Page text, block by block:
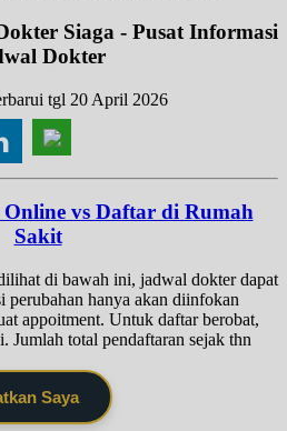
Siaga - Pusat Informasi
Dokter
tgl 20 April 2026
vs Daftar di Rumah
Sakit
di bawah ini, jadwal dokter dapat
perubahan hanya akan diinfokan
appoitment. Untuk daftar berobat,
Jumlah total pendaftaran sejak thn
Saya